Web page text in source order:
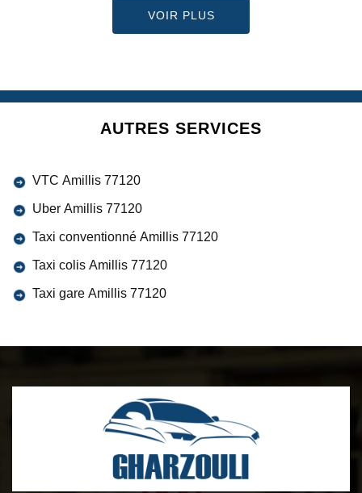
VOIR PLUS
AUTRES SERVICES
VTC Amillis 77120
Uber Amillis 77120
Taxi conventionné Amillis 77120
Taxi colis Amillis 77120
Taxi gare Amillis 77120